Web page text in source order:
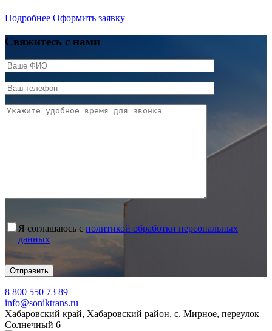
Подробнее Оформить заявку
Свяжитесь с нами
Я соглашаюсь с политикой обработки персональных
данных
8 800 550 73 89
info@soniktrans.ru
Хабаровский край, Хабаровский район, с. Мирное, переулок
Солнечный 6